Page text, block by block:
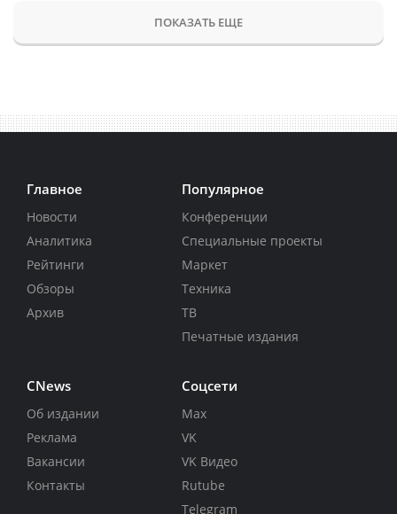
ПОКАЗАТЬ ЕЩЕ
Главное
Новости
Аналитика
Рейтинги
Обзоры
Архив
Популярное
Конференции
Специальные проекты
Маркет
Техника
ТВ
Печатные издания
CNews
Об издании
Реклама
Вакансии
Контакты
Соцсети
Max
VK
VK Видео
Rutube
Telegram